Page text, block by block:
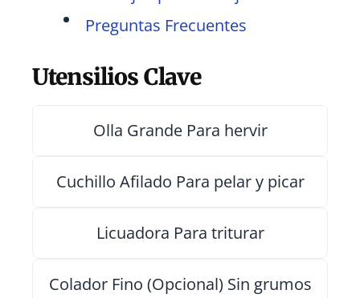
Preguntas Frecuentes
Utensilios Clave
Olla Grande Para hervir
Cuchillo Afilado Para pelar y picar
Licuadora Para triturar
Colador Fino (Opcional) Sin grumos